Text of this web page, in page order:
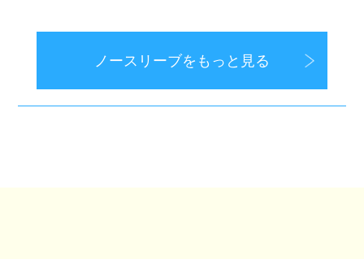
ノースリーブをもっと見る